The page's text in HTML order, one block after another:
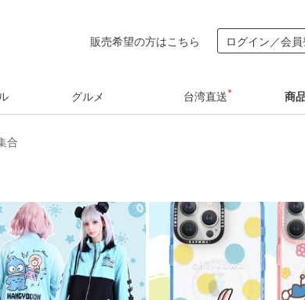
販売希望の方はこちら ログイン／会
グルメ 台湾直送 商
合